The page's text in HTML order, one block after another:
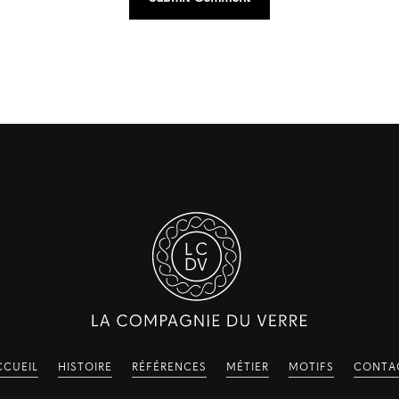
HISTOIRE RÉFÉRENCES MÉTIER MOTIFS